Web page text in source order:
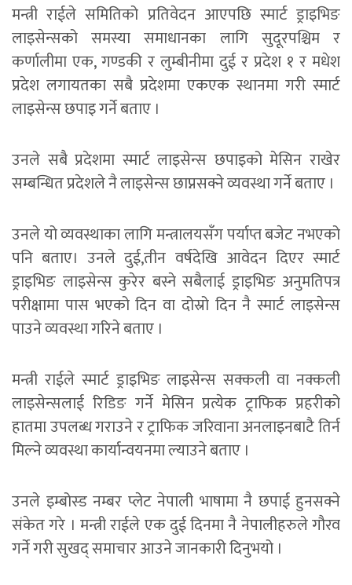
मन्त्री राईले समितिको प्रतिवेदन आएपछि स्मार्ट ड्राइभिङ
लाइसेन्सको समस्या समाधानका लागि सुदूरपश्चिम र
कर्णालीमा एक, गण्डकी र लुम्बीनीमा दुई र प्रदेश १ र मधेश
प्रदेश लगायतका सबै प्रदेशमा एकएक स्थानमा गरी स्मार्ट
लाइसेन्स छपाइ गर्ने बताए ।
उनले सबै प्रदेशमा स्मार्ट लाइसेन्स छपाइको मेसिन राखेर
सम्बन्धित प्रदेशले नै लाइसेन्स छाप्नसक्ने व्यवस्था गर्ने बताए ।
उनले यो व्यवस्थाका लागि मन्त्रालयसँग पर्याप्त बजेट नभएको
पनि बताए। उनले दुई,तीन वर्षदेखि आवेदन दिएर स्मार्ट
ड्राइभिङ लाइसेन्स कुरेर बस्ने सबैलाई ड्राइभिङ अनुमतिपत्र
परीक्षामा पास भएको दिन वा दोस्रो दिन नै स्मार्ट लाइसेन्स
पाउने व्यवस्था गरिने बताए ।
मन्त्री राईले स्मार्ट ड्राइभिङ लाइसेन्स सक्कली वा नक्कली
लाइसेन्सलाई रिडिङ गर्ने मेसिन प्रत्येक ट्राफिक प्रहरीको
हातमा उपलब्ध गराउने र ट्राफिक जरिवाना अनलाइनबाटै तिर्न
मिल्ने व्यवस्था कार्यान्वयनमा ल्याउने बताए ।
उनले इम्बोस्ड नम्बर प्लेट नेपाली भाषामा नै छपाई हुनसक्ने
संकेत गरे । मन्त्री राईले एक दुई दिनमा नै नेपालीहरुले गौरव
गर्ने गरी सुखद् समाचार आउने जानकारी दिनुभयो ।